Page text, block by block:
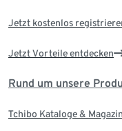
Jetzt kostenlos
Jetzt Vorteile entdecken
Rund um unsere
Tchibo Kataloge &